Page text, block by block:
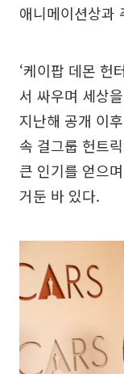
애니메이션상과
‘케이팝 데몬 헌
서 싸우며 세상
지난해 공개 이
속 걸그룹 헌트
큰 인기를 얻으
거둔 바 있다.